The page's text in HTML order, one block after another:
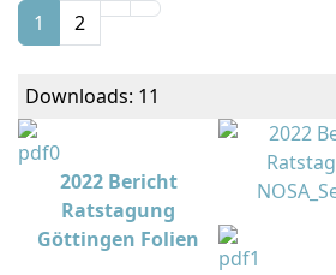
1
2
Downloads: 11
2022 Bericht
Ratstagung
Göttingen Folien